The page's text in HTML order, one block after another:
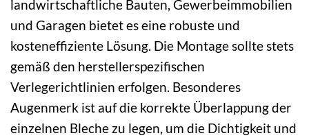
landwirtschaftliche Bauten, Gewerbeimmobilien
und Garagen bietet es eine robuste und
kosteneffiziente Lösung. Die Montage sollte stets
gemäß den herstellerspezifischen
Verlegerichtlinien erfolgen. Besonderes
Augenmerk ist auf die korrekte Überlappung der
einzelnen Bleche zu legen, um die Dichtigkeit und